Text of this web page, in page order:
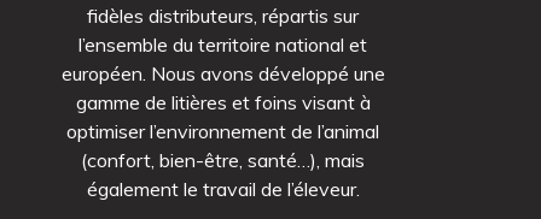
fidèles distributeurs, répartis sur
l’ensemble du territoire national et
européen. Nous avons développé une
gamme de litières et foins visant à
optimiser l’environnement de l’animal
(confort, bien-être, santé…), mais
également le travail de l’éleveur.